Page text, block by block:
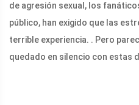
de agresión sexual, los
público, han exigido que las
terrible experiencia. . Pero
quedado en silencio con estas